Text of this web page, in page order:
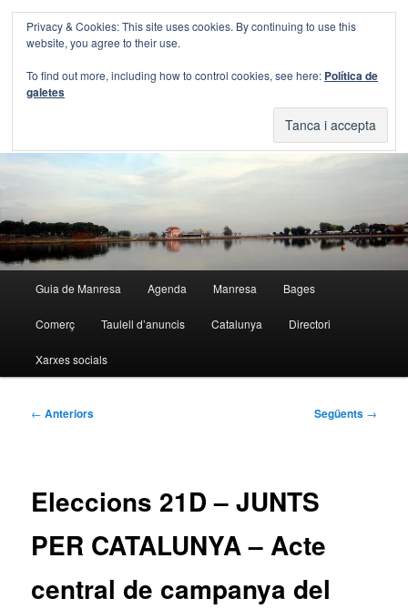
Aneu
contingut
Blog Guia Manresa
principal
Guia de Manresa Agenda Manresa Bages
Comerç Taulell d’anuncis Catalunya Directori
Xarxes socials
Navegació
← Anteriors Següents →
Eleccions 21D – JUNTS
PER CATALUNYA – Acte
central de campanya del
Privacy & Cookies: This site uses cookies. By continuing to use this
website, you agree to their use.
To find out more, including how to control cookies, see here: Política de
galetes